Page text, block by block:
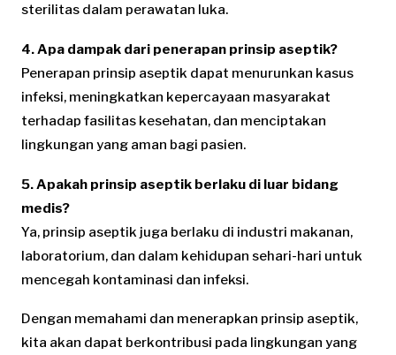
sterilitas dalam perawatan luka.
4. Apa dampak dari penerapan prinsip aseptik?
Penerapan prinsip aseptik dapat menurunkan kasus
infeksi, meningkatkan kepercayaan masyarakat
terhadap fasilitas kesehatan, dan menciptakan
lingkungan yang aman bagi pasien.
5. Apakah prinsip aseptik berlaku di luar bidang
medis?
Ya, prinsip aseptik juga berlaku di industri makanan,
laboratorium, dan dalam kehidupan sehari-hari untuk
mencegah kontaminasi dan infeksi.
Dengan memahami dan menerapkan prinsip aseptik,
kita akan dapat berkontribusi pada lingkungan yang